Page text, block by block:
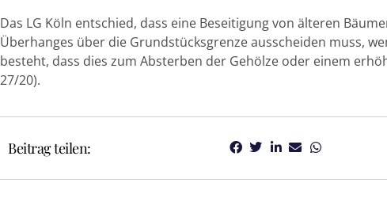
Das LG Köln entschied, dass eine Beseitigung von älteren
Überhanges über die Grundstücksgrenze ausscheiden muss,
besteht, dass dies zum Absterben der Gehölze oder einem
27/20).
Beitrag teilen: